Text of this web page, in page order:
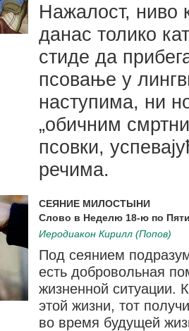
Нажалост, ниво
данас толико
стиде да
псовање у
наступима, ни
„обичним
псовки,
речима.
СЕЯНИЕ МИЛОСТЫНИ
Слово в Неделю 18-ю по
Иеродиакон Кирилл (Попов)
Под сеянием
есть добровольная
жизненной ситуации.
этой жизни, тот
во время будущей